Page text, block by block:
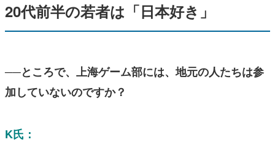
20代前半の若者は「日本好き」
──ところで、上海ゲーム部には、地元の人たちは参
加していないのですか？
K氏：